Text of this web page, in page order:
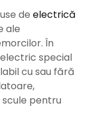
de electrică
ale
În
special
cu sau fără
scule pentru